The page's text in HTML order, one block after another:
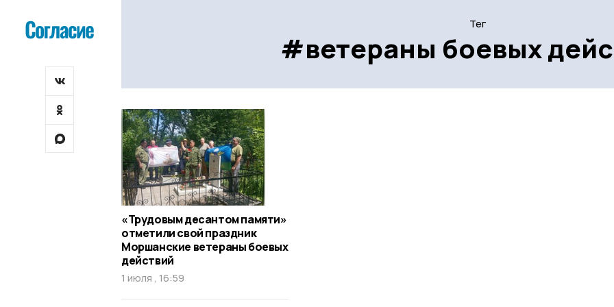
Тег
#ветераны боевых
«Трудовым десантом памяти»
отметили свой праздник
Моршанские ветераны боевых
действий
1 июля , 16:59